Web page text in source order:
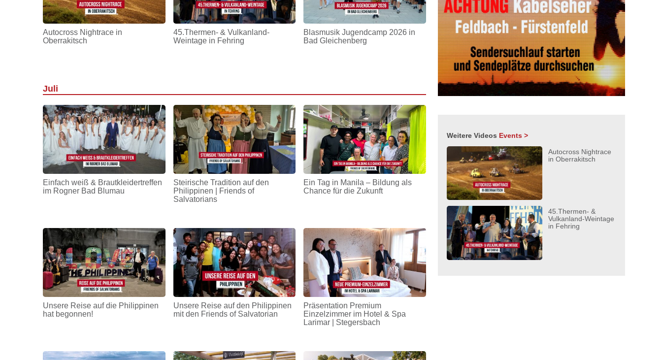
Autocross Nightrace in
Oberrakitsch
45.Thermen- & Vulkanland-
Weintage in Fehring
Blasmusik Jugendcamp 2026 in
Bad Gleichenberg
Juli
Einfach weiß & Brautkleidertreffen
im Rogner Bad Blumau
Steirische Tradition auf den
Philippinen | Friends of
Salvatorians
Ein Tag in Manila – Bildung als
Chance für die Zukunft
Unsere Reise auf die Philippinen
hat begonnen!
Unsere Reise auf den Philippinen
mit den Friends of Salvatorian
Präsentation Premium
Einzelzimmer im Hotel & Spa
Larimar | Stegersbach
Weitere Videos Events >
Autocross Nightrace
in Oberrakitsch
45.Thermen- &
Vulkanland-Weintage
in Fehring